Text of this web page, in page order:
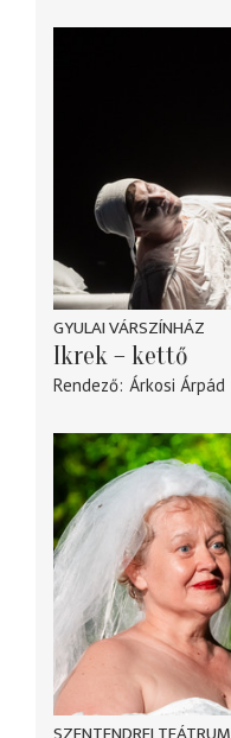
GYULAI VÁRSZÍNHÁZ
Ikrek – kettő
Rendező Árkosi Árpád